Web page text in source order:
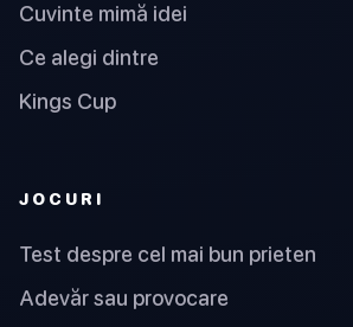
Cuvinte mimă idei
Ce alegi dintre
Kings Cup
JOCURI
Test despre cel mai bun prieten
Adevăr sau provocare